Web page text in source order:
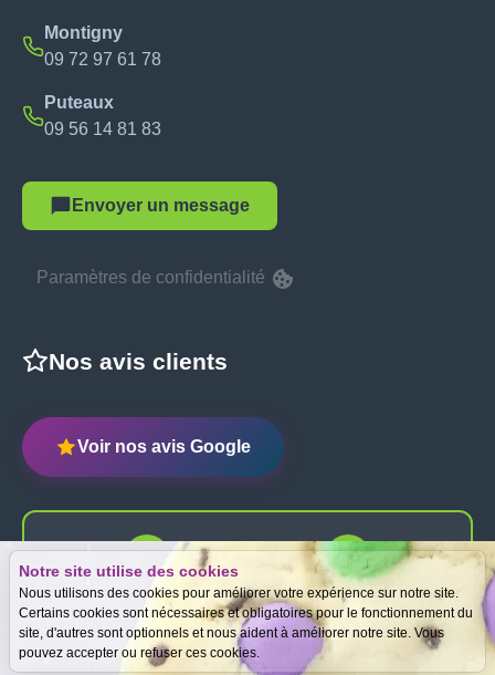
Notre site utilise des cookies
Nous utilisons des cookies pour améliorer votre expérience sur notre site.
Certains cookies sont nécessaires et obligatoires pour le fonctionnement du
site, d'autres sont optionnels et nous aident à améliorer notre site. Vous
pouvez accepter ou refuser ces cookies.
Montigny
09 72 97 61 78
Puteaux
09 56 14 81 83
Envoyer un message
Paramètres de confidentialité
Nos avis clients
Voir nos avis Google
Expertise
gratuite
Meilleurs prix
garantis